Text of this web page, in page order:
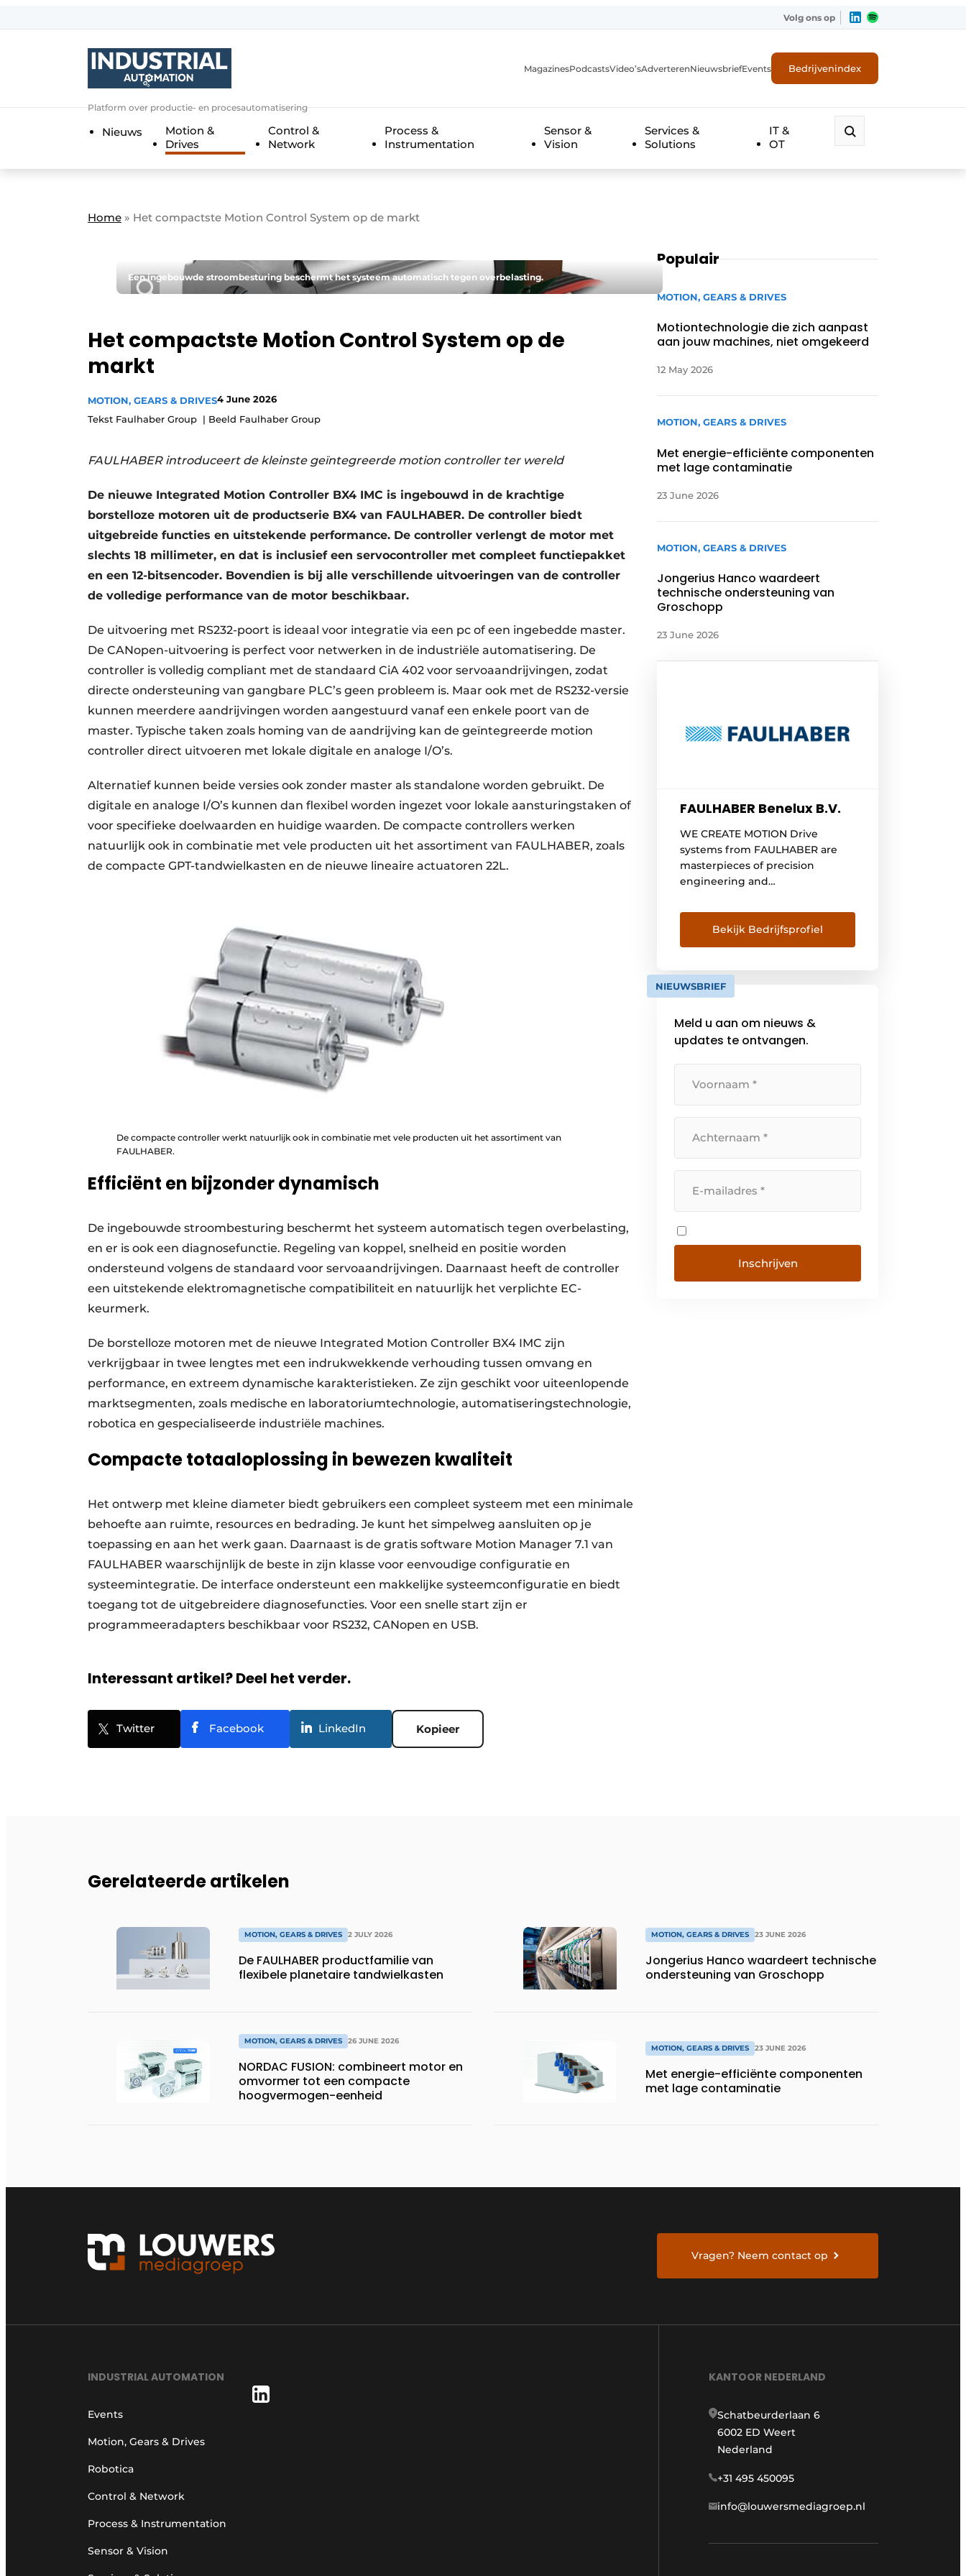
Algemene voorwaarden
Contact
Direct contact
Evenement aanmelden
Meest gelezen
Nieuwsbrief
Privacy / Cookie statement
Vacature aanmelden
Volg ons op
Platform over productie- en procesautomatisering
MagazinesPodcastsVideo’sAdverterenNieuwsbriefEvents Bedrijvenindex
Nieuws
Motion &
Drives
Control &
Network
Process &
Instrumentation
Sensor &
Vision
Services &
Solutions
IT &
OT
Home » Het compactste Motion Control System op de markt
Een ingebouwde stroombesturing beschermt het systeem automatisch tegen overbelasting.
Het compactste Motion Control System op de
markt
MOTION, GEARS & DRIVES4 June 2026
Tekst Faulhaber Group | Beeld Faulhaber Group
FAULHABER introduceert de kleinste geïntegreerde motion controller ter wereld
De nieuwe Integrated Motion Controller BX4 IMC is ingebouwd in de krachtige
borstelloze motoren uit de productserie BX4 van FAULHABER. De controller biedt
uitgebreide functies en uitstekende performance. De controller verlengt de motor met
slechts 18 millimeter, en dat is inclusief een servocontroller met compleet functiepakket
en een 12-bitsencoder. Bovendien is bij alle verschillende uitvoeringen van de controller
de volledige performance van de motor beschikbaar.
De uitvoering met RS232-poort is ideaal voor integratie via een pc of een ingebedde master.
De CANopen-uitvoering is perfect voor netwerken in de industriële automatisering. De
controller is volledig compliant met de standaard CiA 402 voor servoaandrijvingen, zodat
directe ondersteuning van gangbare PLC’s geen probleem is. Maar ook met de RS232-versie
kunnen meerdere aandrijvingen worden aangestuurd vanaf een enkele poort van de
master. Typische taken zoals homing van de aandrijving kan de geïntegreerde motion
controller direct uitvoeren met lokale digitale en analoge I/O’s.
Alternatief kunnen beide versies ook zonder master als standalone worden gebruikt. De
digitale en analoge I/O’s kunnen dan flexibel worden ingezet voor lokale aansturingstaken of
voor specifieke doelwaarden en huidige waarden. De compacte controllers werken
natuurlijk ook in combinatie met vele producten uit het assortiment van FAULHABER, zoals
de compacte GPT-tandwielkasten en de nieuwe lineaire actuatoren 22L.
De compacte controller werkt natuurlijk ook in combinatie met vele producten uit het assortiment van
FAULHABER.
Efficiënt en bijzonder dynamisch
De ingebouwde stroombesturing beschermt het systeem automatisch tegen overbelasting,
en er is ook een diagnosefunctie. Regeling van koppel, snelheid en positie worden
ondersteund volgens de standaard voor servoaandrijvingen. Daarnaast heeft de controller
een uitstekende elektromagnetische compatibiliteit en natuurlijk het verplichte EC-
keurmerk.
De borstelloze motoren met de nieuwe Integrated Motion Controller BX4 IMC zijn
verkrijgbaar in twee lengtes met een indrukwekkende verhouding tussen omvang en
performance, en extreem dynamische karakteristieken. Ze zijn geschikt voor uiteenlopende
marktsegmenten, zoals medische en laboratoriumtechnologie, automatiseringstechnologie,
robotica en gespecialiseerde industriële machines.
Compacte totaaloplossing in bewezen kwaliteit
Het ontwerp met kleine diameter biedt gebruikers een compleet systeem met een minimale
behoefte aan ruimte, resources en bedrading. Je kunt het simpelweg aansluiten op je
toepassing en aan het werk gaan. Daarnaast is de gratis software Motion Manager 7.1 van
FAULHABER waarschijnlijk de beste in zijn klasse voor eenvoudige configuratie en
systeemintegratie. De interface ondersteunt een makkelijke systeemconfiguratie en biedt
toegang tot de uitgebreidere diagnosefuncties. Voor een snelle start zijn er
programmeeradapters beschikbaar voor RS232, CANopen en USB.
Interessant artikel? Deel het verder.
Twitter Facebook LinkedIn Kopieer
Populair
MOTION, GEARS & DRIVES
Motiontechnologie die zich aanpast
aan jouw machines, niet omgekeerd
12 May 2026
MOTION, GEARS & DRIVES
Met energie-efficiënte componenten
met lage contaminatie
23 June 2026
MOTION, GEARS & DRIVES
Jongerius Hanco waardeert
technische ondersteuning van
Groschopp
23 June 2026
FAULHABER Benelux B.V.
WE CREATE MOTION Drive
systems from FAULHABER are
masterpieces of precision
engineering and
the technically feasible.
Bekijk Bedrijfsprofiel
NIEUWSBRIEF
Meld u aan om nieuws &
updates te ontvangen.
Gerelateerde artikelen
MOTION, GEARS & DRIVES 2 JULY 2026
De FAULHABER productfamilie van
flexibele planetaire tandwielkasten
MOTION, GEARS & DRIVES 26 JUNE 2026
NORDAC FUSION: combineert motor en
omvormer tot een compacte
hoogvermogen-eenheid
MOTION, GEARS & DRIVES 23 JUNE 2026
Jongerius Hanco waardeert technische
ondersteuning van Groschopp
MOTION, GEARS & DRIVES 23 JUNE 2026
Met energie-efficiënte componenten
met lage contaminatie
Vragen? Neem contact op
INDUSTRIAL AUTOMATION
Events
Motion, Gears & Drives
Robotica
Control & Network
Process & Instrumentation
Sensor & Vision
KANTOOR NEDERLAND
Schatbeurderlaan 6
6002 ED Weert
Nederland
+31 495 450095
info@louwersmediagroep.nl